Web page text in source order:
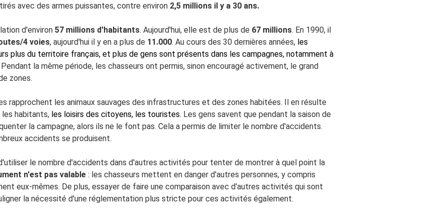
tirés avec des armes puissantes, contre environ 2,5 millions il y a 30 ans.
d'environ 57 millions d'habitants. Aujourd'hui, elle est de plus de 67 millions. En 1990, il
4 voies, aujourd'hui il y en a plus de 11.000. Au cours des 30 dernières années, les
plus du territoire français, et plus de gens sont présents dans les campagnes, notamment à
Pendant la même période, les chasseurs ont permis, sinon encouragé activement, le grand
zones.
rapprochent les animaux sauvages des infrastructures et des zones habitées. Il en résulte
les habitants, les loisirs des citoyens, les touristes. Les gens savent que pendant la saison de
la campagne, alors ils ne le font pas. Cela a permis de limiter le nombre d'accidents.
accidents se produisent.
le nombre d'accidents dans d'autres activités pour tenter de montrer à quel point la
n'est pas valable : les chasseurs mettent en danger d'autres personnes, y compris
eux-mêmes. De plus, essayer de faire une comparaison avec d'autres activités qui sont
la nécessité d'une réglementation plus stricte pour ces activités également.